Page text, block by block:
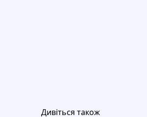
Дивіться також